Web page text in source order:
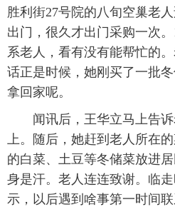
胜利街27号院的八旬空巢老
出门，很久才出门采购一次
系老人，看有没有能帮忙的
话正是时候，她刚买了一批
拿回家呢。
闻讯后，王华立马上告诉
上。随后，她赶到老人所在
的白菜、土豆等冬储菜放进
身是汗。老人连连致谢。临
示，以后遇到啥事第一时间联